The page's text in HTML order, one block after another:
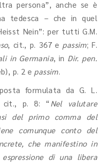
persona”, anche se è
tedesca – che in quel
Nein”: per tutti G.M.
, cit., p. 367 e passim; F.
in Germania, in Dir. pen.
p. 2 e passim.
formulata da G. L.
p. 8: “ Nel valutare
del primo comma del
comunque conto del
che manifestino in
di una libera